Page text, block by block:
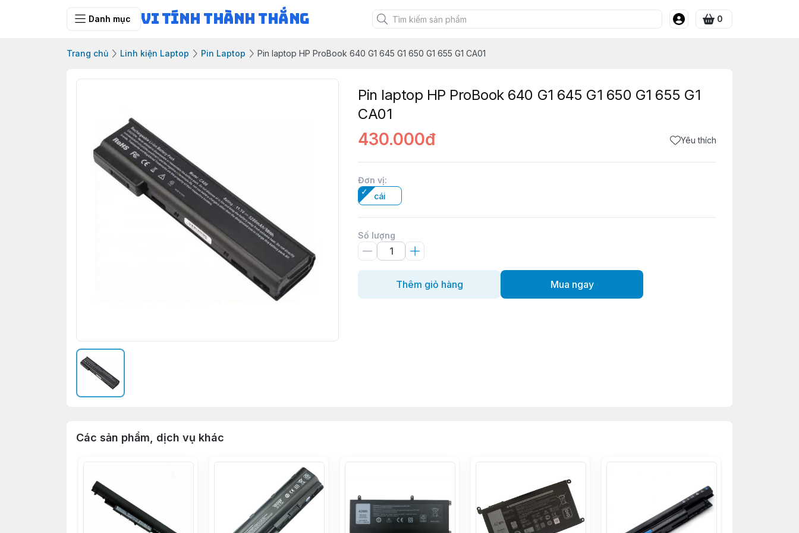
Danh mục Vi Tính Thành Thắng 0
Trang chủ Linh kiện Laptop Pin Laptop Pin laptop HP ProBook 640 G1 645 G1 650 G1 655 G1 CA01
Pin laptop HP ProBook 640 G1 645 G1 650 G1 655 G1
CA01
430.000đ Yêu thích
Đơn vị:
cái
Số lượng
Thêm giỏ hàng Mua ngay
Các sản phẩm, dịch vụ khác